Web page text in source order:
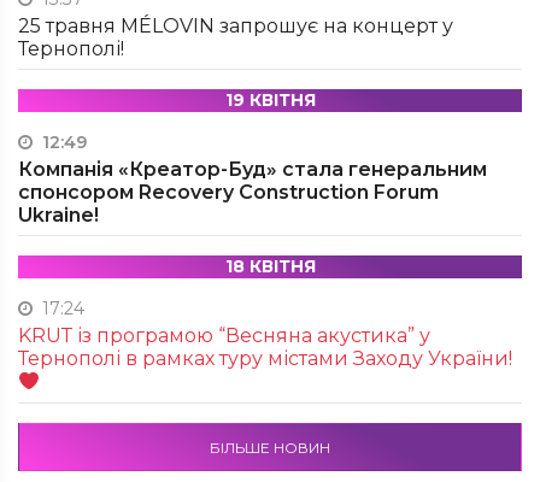
25 травня MÉLOVIN запрошує на концерт у
Тернополі!
19 КВІТНЯ
12:49
Компанія «Креатор-Буд» стала генеральним
спонсором Recovery Construction Forum
Ukraine!
18 КВІТНЯ
17:24
KRUТ із програмою “Весняна акустика” у
Тернополі в рамках туру містами Заходу України!
БІЛЬШЕ НОВИН